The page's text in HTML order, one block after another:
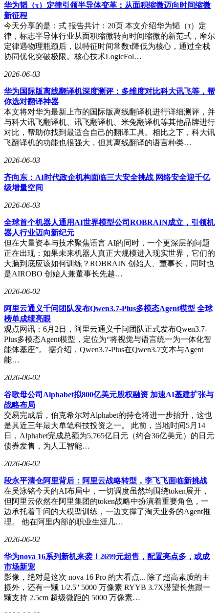
源已全面调整业务重心，今年1月宣布暂停体型更小的新谢泼
德火箭太空旅游业务，停飞周期至少两年。
针对复飞方案，此前有业内猜测蓝色起源可能会直接改用尺寸
更大、推力更强的新格伦改进型号，但林普在周一的表态中否
认了这一可能性。不过，他透露公司将对火箭转运至发射台以
具转运、起竖功能的“运输起竖一体化设备”完成相关工序，但
林普并未说明新方案的具体形式。
华为韬（τ）定律引领半导体变革：从面积缩微迈向时间缩微
新征程
今天分享的是：式 报告共计：20页 本文介绍华为韬（τ）定
律，标志半导体行业从面积缩微转向时间缩微的新范式，摩尔
定律遇物理瓶颈后，以特征时间常数τ降低为核心，通过全栈
协同优化突破极限。核心技术LogicFol…
2026-06-03
华为国际版离线翻译机深度测评：多维度对比科大讯飞等，帮
你选对翻译神器
本文将对华为最新上市的国际版离线翻译机进行详细测评，并
与科大讯飞翻译机、讯飞翻译机、米兔翻译机等其他品牌进行
对比，帮助你找到最适合自己的翻译工具。相比之下，科大讯
飞翻译机的功能也很强大，但其离线翻译的语言种类…
2026-06-03
齐向东：AI时代政企机构面临三大安全挑战 网络安全迎千亿
级增量空间
2026-06-03
全球首个机器人通用AI世界模型公司ROBRAIN成立，引领机
器人行业迈向新纪元
但在大量资本与技术聚焦语言 AI的同时，一个更深层的问题
正在出现：如果未来机器人真正大规模进入现实世界，它们的
大脑到底应该如何训练？ROBRAIN 创始人、董事长，同时也
是AIROBO 创始人兼董事长先越…
2026-06-02
阿里云通义千问团队发布Qwen3.7-Plus多模态Agent模型 全球
榜单成绩亮眼
观点网讯：6月2日，阿里云通义千问团队正式发布Qwen3.7-
Plus多模态Agent模型，定位为“将视觉与语言统一为一体化智
能体基座”。 据介绍，Qwen3.7-Plus在Qwen3.7文本与Agent
能…
2026-06-02
谷歌母公司Alphabet拟800亿美元股权融资 加速AI基建扩张与
战略布局
交易完成后，伯克希尔对Alphabet的持仓将进一步抬升，这也
是其近三年最大单笔科技投资之一。 此前，当地时间5月14
日，Alphabet完成总额为5,765亿日元（约合36亿美元）的日元
债券发售，为人工智能…
2026-06-02
段永平清仓阿里背后：阿里云战略转型，李飞飞面临新挑战
在吴泳铭今天的AI布局中，一切调度虽然均围绕token展开，
但阿里云依然在阿里集团的token战略中扮演着重要角色，一
边承托着千问的大模型训练，一边支撑了淘天业务的Agent推
理。 他在阿里内部的职业生涯几…
2026-06-02
华为nova 16系列新机来袭！2699元起售，配置亮点多，或成
市场新宠
影像，绝对是这次 nova 16 Pro 的大看点... 除了超高素质的主
摄外，还有一颗 1/2.5'' 5000 万像素 RYYB 3.7X潜望长焦跟一
颗支持 2.5cm 超级微距的 5000 万像素…